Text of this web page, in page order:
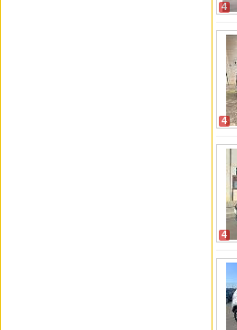
4
4
4